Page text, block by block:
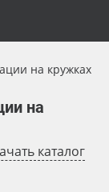
на кружках
на
каталог